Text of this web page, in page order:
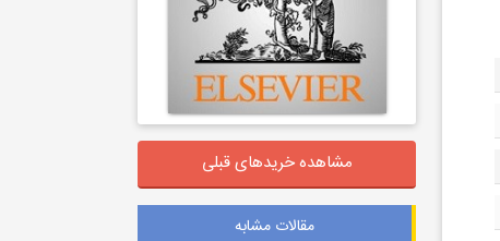
مشاهده خریدهای قبلی
مقالات مشابه